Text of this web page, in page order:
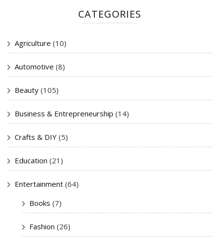
CATEGORIES
Agriculture (10)
Automotive (8)
Beauty (105)
Business & Entrepreneurship (14)
Crafts & DIY (5)
Education (21)
Entertainment (64)
Books (7)
Fashion (26)